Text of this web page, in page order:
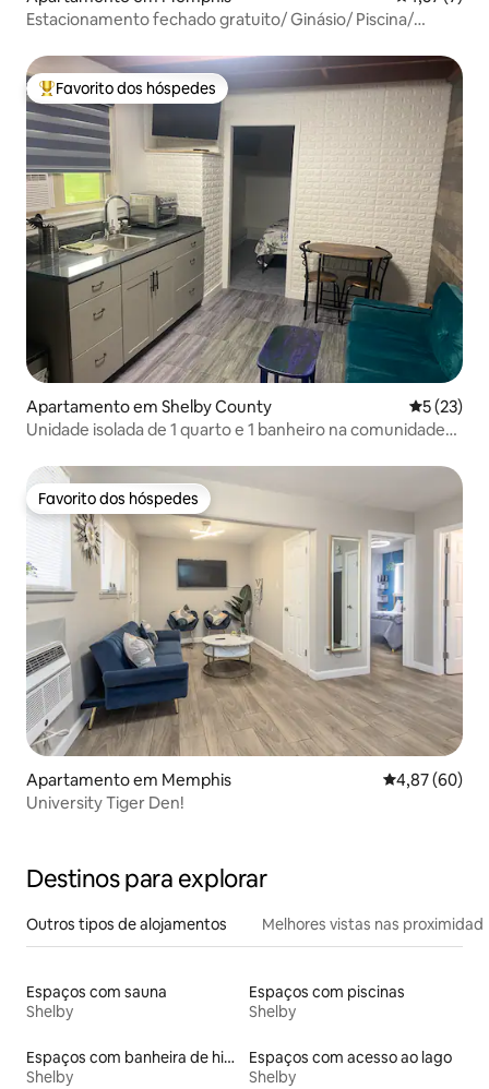
Estacionamento fechado gratuito/ Ginásio/ Piscina/
Favoritos dos hóspedes mais apreciados
Favorito dos hóspedes
Apartamento em Shelby County
5 (23)
Unidade isolada de 1 quarto e 1 banheiro na comunidade
Favorito dos hóspedes
Favorito dos hóspedes
Apartamento em Memphis Classificação
4,87 (60)
University Tiger Den!
Destinos para explorar
Outros tipos de alojamentos Melhores vistas nas
Espaços com sauna
Shelby
Espaços com piscinas
Shelby
Espaços com banheira de hidromassagem
Shelby
Espaços com acesso ao lago
Shelby